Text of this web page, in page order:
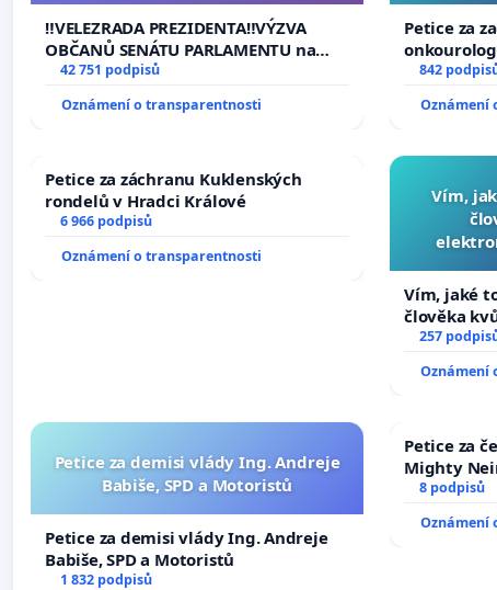
na přijetí usnesení k podání ústavní
žaloby na prezidenta republiky
‼️VELEZRADA PREZIDENTA‼️VÝZVA
OBČANŮ SENÁTU PARLAMENTU na
vyhlášení veřejného slyšení podle §
na přijetí usnesení k podání ústavní
42 751 podpisů
Oznámení o transparentnosti
Petice za
842
Oznámení
Petice za záchranu Kuklenských
rondelů v Hradci Králové
6 966 podpisů
Oznámení o transparentnosti
Vím,
Vím, jaké
člověka
257
Oznámení
Petice za demisi vlády Ing. Andreje
Babiše, SPD a Motoristů
Petice za demisi vlády Ing. Andreje
Babiše, SPD a Motoristů
1 832 podpisů
Petice za
Mighty
8 podpisů
Oznámení